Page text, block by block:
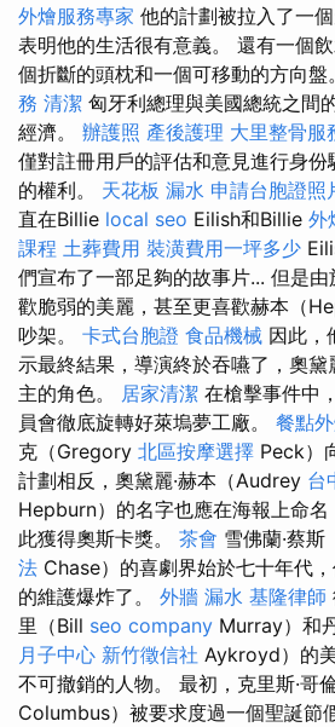
外燴服務專家 他的計劃被拉入了一
表明他的生活很有意義。 還有一個
個折斷的頭枕和一個可移動的方向盤
務 清潔 匈牙利總理與美國總統之間
經濟。 辦護照 產後護理 大里整骨服
僅對註冊用戶的評估和意見進行身
的權利。 天花板 漏水 申請台胞證照
直在Billie local seo Eilish和Billie 外
課程 土葬費用 裝潢費用一坪多少
們宣布了一部足夠的故事片... 但是
歡脆弱的美麗，甚至更喜歡赫本（
吵架。 卡式台胞證 食品機械 因此，
示最終結果，導演終於吞嚥了，奧黛
主的角色。 居家清潔 在槍擊事件中
員會徹底旋轉好萊塢夢工廠。 餐點
克（Gregory 北區按摩選擇 Peck）
計劃相反，奧黛麗·赫本（Audrey 台
Hepburn）的名字也應在海報上命
此獲得奧斯卡獎。 茶會 雪佛蘭·蔡
法 Chase）的喜劇界始於七十年代
的維護爆炸了。 外牆 漏水 基隆律師
里（Bill seo company Murray）和
月子中心 新竹徵信社 Aykroyd）的
不可撤銷的人物。 最初，克里斯·哥
Columbus）被要求度過一個聖誕節